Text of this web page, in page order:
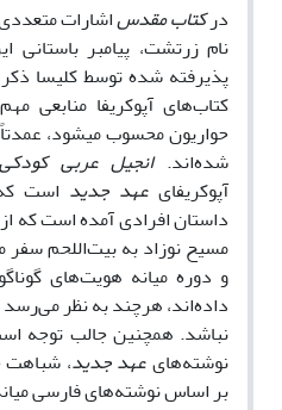
درکتاب مقدساشارات
نام زرتشت، پیامبر
پذیرفته شده توسط کلیسا
کتاب‌های آپوکریفا منابعی
حواریون محسوب می­شود،
شده‌اند.انجیل عربی
آپوکریفای عهد جدید است
داستان افرادی آمده است که
مسیح نوزاد به بیت‌اللحم
و دوره میانه هویت‌های
داده‌اند، هرچند به نظر
نباشد. همچنین جالب توجه
نوشته‌هایعهد جدید،
بر اساس نوشته‌های فارسی